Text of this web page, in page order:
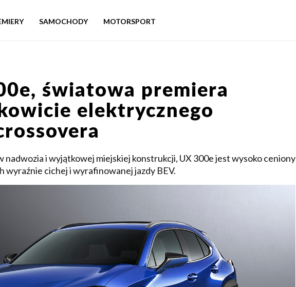
SAMOCHODY MOTORSPORT
światowa premiera
elektrycznego
i wyjątkowej miejskiej konstrukcji, UX 300e jest wysoko ceniony
wyraźnie cichej i wyrafinowanej jazdy BEV.